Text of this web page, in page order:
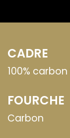
CADRE
100%
FOURCHE
Carbon